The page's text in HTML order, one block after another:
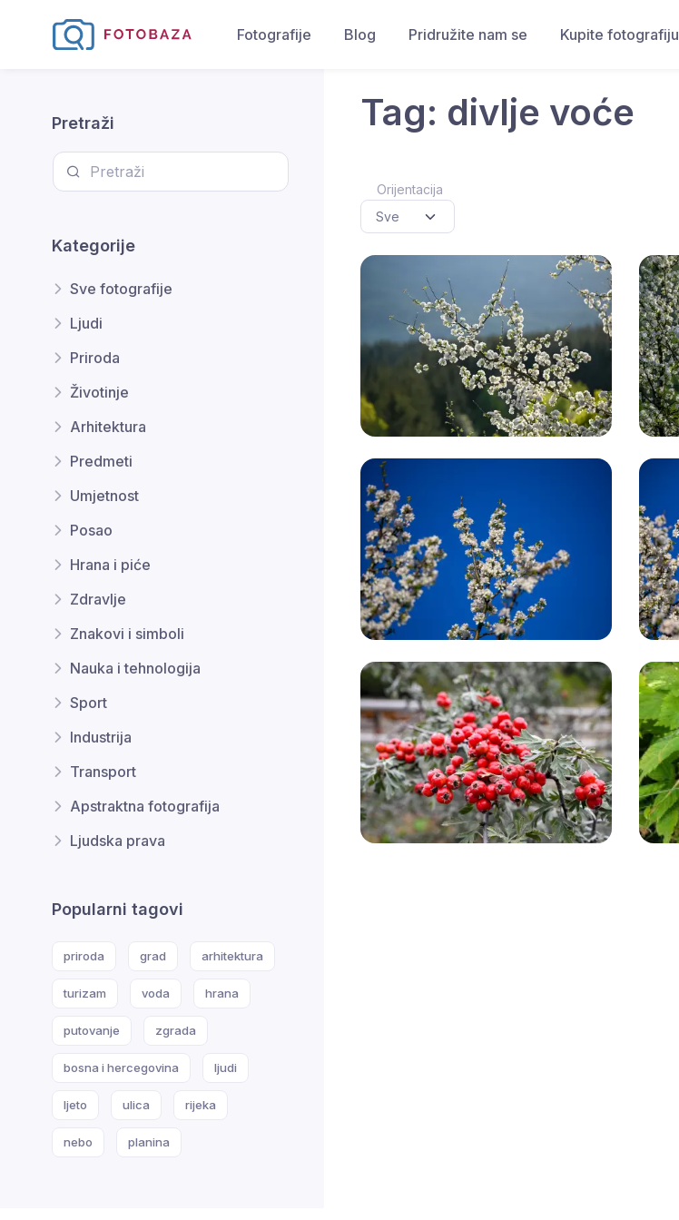
Fotografije Blog Pridružite nam se Kupite fotografiju
Pretraži
Kategorije
Sve fotografije
Ljudi
Priroda
Životinje
Arhitektura
Predmeti
Umjetnost
Posao
Hrana i piće
Zdravlje
Znakovi i simboli
Nauka i tehnologija
Sport
Industrija
Transport
Apstraktna fotografija
Ljudska prava
Popularni tagovi
priroda grad arhitektura
turizam voda hrana
putovanje zgrada
bosna i hercegovina ljudi
ljeto ulica rijeka
nebo planina
Tag: divlje voće
Orijentacija